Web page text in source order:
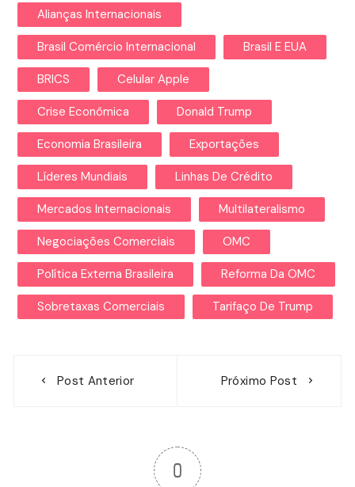
Alianças Internacionais
Brasil Comércio Internacional Brasil E EUA
BRICS Celular Apple
Crise Econômica Donald Trump
Economia Brasileira Exportações
Líderes Mundiais Linhas De Crédito
Mercados Internacionais Multilateralismo
Negociações Comerciais OMC
Política Externa Brasileira Reforma Da OMC
Sobretaxas Comerciais Tarifaço De Trump
Post Anterior Próximo Post
0